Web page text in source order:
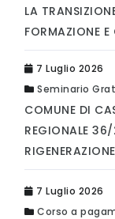
LA
FORMAZIONE
7 Luglio 2026
Seminario
COMUNE DI
REGIONALE
7 Luglio 2026
Corso a